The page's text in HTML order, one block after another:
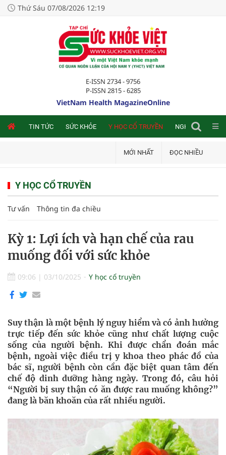
Thứ Sáu 07/08/2026 12:19
E-ISSN 2734 - 9756
P-ISSN 2815 - 6285
VietNam Health MagazineOnline
TIN TỨC SỨC KHỎE Y HỌC CỔ TRUYỀN NGHIÊN CỨU
MỚI NHẤT ĐỌC NHIỀU
Y HỌC CỔ TRUYỀN
Tư vấn Thông tin đa chiều
Kỳ 1: Lợi ích và hạn chế của rau
muống đối với sức khỏe
09:06 | 03/10/2025 Y học cổ truyền
Suy thận là một bệnh lý nguy hiểm và có ảnh hưởng
trực tiếp đến sức khỏe cũng như chất lượng cuộc
sống của người bệnh. Khi được chẩn đoán mắc
bệnh, ngoài việc điều trị y khoa theo phác đồ của
bác sĩ, người bệnh còn cần đặc biệt quan tâm đến
chế độ dinh dưỡng hàng ngày. Trong đó, câu hỏi
“Người bị suy thận có ăn được rau muống không?”
đang là băn khoăn của rất nhiều người.